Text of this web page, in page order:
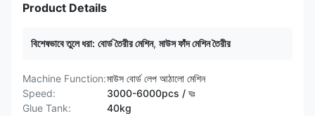
Product Details
বিশেষভাবে তুলে ধরা: বোর্ড তৈরীর মেশিন, মাউস ফাঁদ মেশিন তৈরীর
Machine Function:মাউস বোর্ড লেপ আঠালো মেশিন
Speed:
3000-6000pcs / ঘঃ
Glue Tank:
40kg